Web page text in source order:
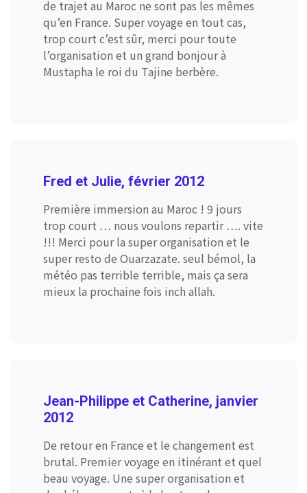
de trajet au Maroc ne sont pas les mêmes
qu’en France. Super voyage en tout cas,
trop court c’est sûr, merci pour toute
l’organisation et un grand bonjour à
Mustapha le roi du Tajine berbère.
Fred et Julie, février 2012
Première immersion au Maroc ! 9 jours
trop court … nous voulons repartir …. vite
!!! Merci pour la super organisation et le
super resto de Ouarzazate. seul bémol, la
météo pas terrible terrible, mais ça sera
mieux la prochaine fois inch allah.
Jean-Philippe et Catherine, janvier
2012
De retour en France et le changement est
brutal. Premier voyage en itinérant et quel
beau voyage. Une super organisation et